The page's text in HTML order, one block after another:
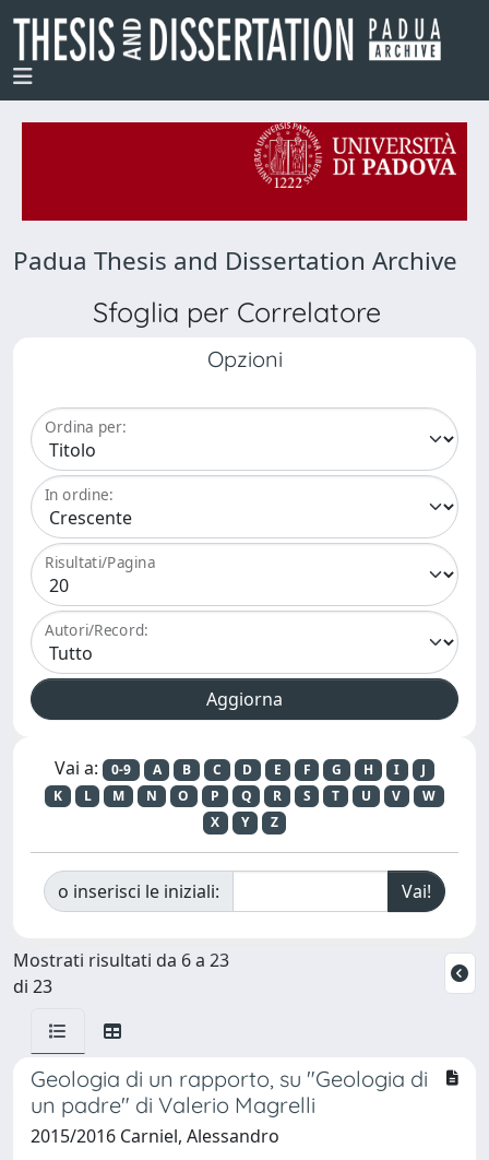
Padua Thesis and Dissertation Archive
Sfoglia per Correlatore
Opzioni
Ordina per:
In ordine:
Risultati/Pagina
Autori/Record:
Vai a: 0-9 A B C D E F G H I
J
K
L M N O P Q R S T U V
W
X
Y Z
o inserisci le iniziali:
Mostrati risultati da 6 a 23
di 23
Geologia di un rapporto, su "Geologia di
un padre" di Valerio Magrelli
2015/2016 Carniel, Alessandro